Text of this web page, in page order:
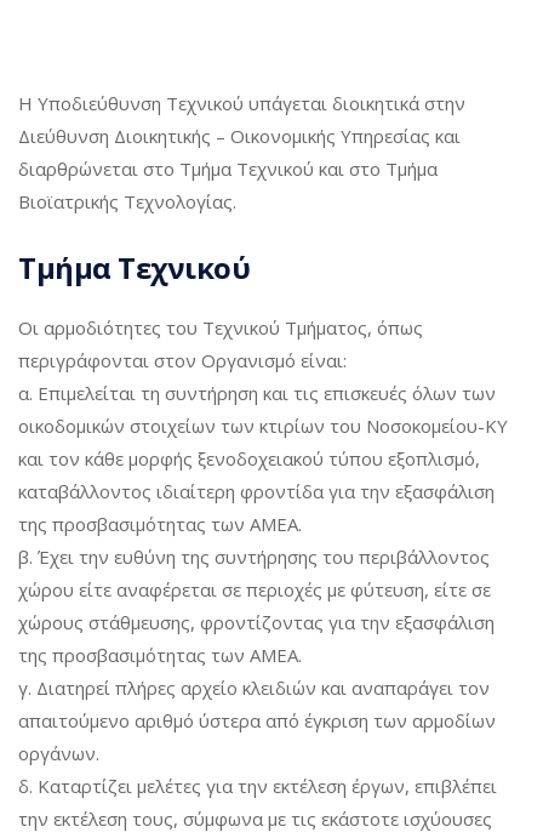
Η Υποδιεύθυνση Τεχνικού υπάγεται διοικητικά στην
Διεύθυνση Διοικητικής – Οικονομικής Υπηρεσίας και
διαρθρώνεται στο Τμήμα Τεχνικού και στο Τμήμα
Βιοϊατρικής Τεχνολογίας.
Τμήμα Τεχνικού
Οι αρμοδιότητες του Τεχνικού Τμήματος, όπως
περιγράφονται στον Οργανισμό είναι:
α. Επιμελείται τη συντήρηση και τις επισκευές όλων των
οικοδομικών στοιχείων των κτιρίων του Νοσοκομείου-ΚΥ
και τον κάθε μορφής ξενοδοχειακού τύπου εξοπλισμό,
καταβάλλοντος ιδιαίτερη φροντίδα για την εξασφάλιση
της προσβασιμότητας των ΑΜΕΑ.
β. Έχει την ευθύνη της συντήρησης του περιβάλλοντος
χώρου είτε αναφέρεται σε περιοχές με φύτευση, είτε σε
χώρους στάθμευσης, φροντίζοντας για την εξασφάλιση
της προσβασιμότητας των ΑΜΕΑ.
γ. Διατηρεί πλήρες αρχείο κλειδιών και αναπαράγει τον
απαιτούμενο αριθμό ύστερα από έγκριση των αρμοδίων
οργάνων.
δ. Καταρτίζει μελέτες για την εκτέλεση έργων, επιβλέπει
την εκτέλεση τους, σύμφωνα με τις εκάστοτε ισχύουσες